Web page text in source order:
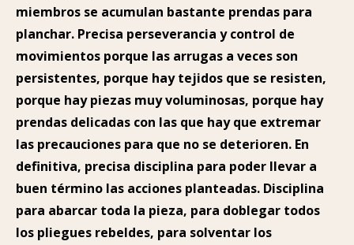
miembros se acumulan bastante prendas para
planchar. Precisa perseverancia y control de
movimientos porque las arrugas a veces son
persistentes, porque hay tejidos que se resisten,
porque hay piezas muy voluminosas, porque hay
prendas delicadas con las que hay que extremar
las precauciones para que no se deterioren. En
definitiva, precisa disciplina para poder llevar a
buen término las acciones planteadas. Disciplina
para abarcar toda la pieza, para doblegar todos
los pliegues rebeldes, para solventar los